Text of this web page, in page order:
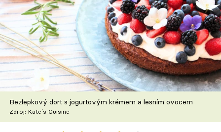
Články
TV Program
Škola vaření
Recepty z TV
Speciál: Cuketa
Těhotnej kuchař
Bezlepkový dort s jogurtovým krémem a lesním ovocem
Zdroj: Kate´s Cuisine